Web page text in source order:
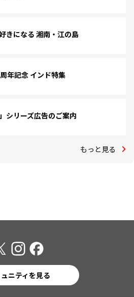
きになる 湘南・江の島
年記念 インド特集
シリーズ広告のご案内
もっと見る
ニティを見る